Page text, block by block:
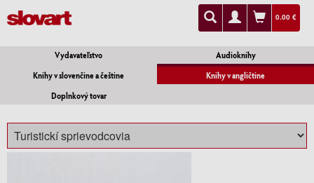
0.00 €
Vydavateľstvo
Audioknihy
Knihy v slovenčine a češtine
Knihy v angličtine
Doplnkový tovar